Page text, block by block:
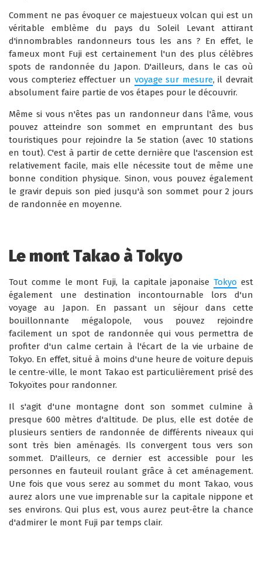
Comment ne pas évoquer ce majestueux volcan qui est un
véritable emblème du pays du Soleil Levant attirant
d'innombrables randonneurs tous les ans ? En effet, le
fameux mont Fuji est certainement l'un des plus célèbres
spots de randonnée du Japon. D'ailleurs, dans le cas où
vous compteriez effectuer un voyage sur mesure, il devrait
absolument faire partie de vos étapes pour le découvrir.
Même si vous n'êtes pas un randonneur dans l'âme, vous
pouvez atteindre son sommet en empruntant des bus
touristiques pour rejoindre la 5e station (avec 10 stations
en tout). C'est à partir de cette dernière que l'ascension est
relativement facile, mais elle nécessite tout de même une
bonne condition physique. Sinon, vous pouvez également
le gravir depuis son pied jusqu'à son sommet pour 2 jours
de randonnée en moyenne.
Le mont Takao à Tokyo
Tout comme le mont Fuji, la capitale japonaiseTokyo est
également une destination incontournable lors d'un
voyage au Japon. En passant un séjour dans cette
bouillonnante mégalopole, vous pouvez rejoindre
facilement un spot de randonnée qui vous permettra de
profiter d'un calme certain à l'écart de la vie urbaine de
Tokyo. En effet, situé à moins d'une heure de voiture depuis
le centre-ville, le mont Takao est particulièrement prisé des
Tokyoïtes pour randonner.
Il s'agit d'une montagne dont son sommet culmine à
presque 600 mètres d'altitude. De plus, elle est dotée de
plusieurs sentiers de randonnée de différents niveaux qui
sont très bien aménagés. Ils convergent tous vers son
sommet. D'ailleurs, ce dernier est accessible pour les
personnes en fauteuil roulant grâce à cet aménagement.
Une fois que vous serez au sommet du mont Takao, vous
aurez alors une vue imprenable sur la capitale nippone et
ses environs. Qui plus est, vous aurez peut-être la chance
d'admirer le mont Fuji par temps clair.